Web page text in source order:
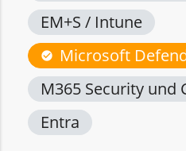
EM+S / Intune
check_circle
Microsoft
M365 Security und
Entra